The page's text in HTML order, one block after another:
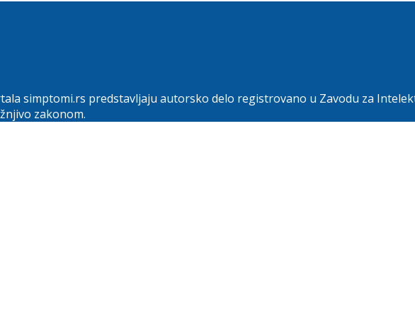
simptomi.rs predstavljaju autorsko delo registrovano u Zavodu za
zakonom.